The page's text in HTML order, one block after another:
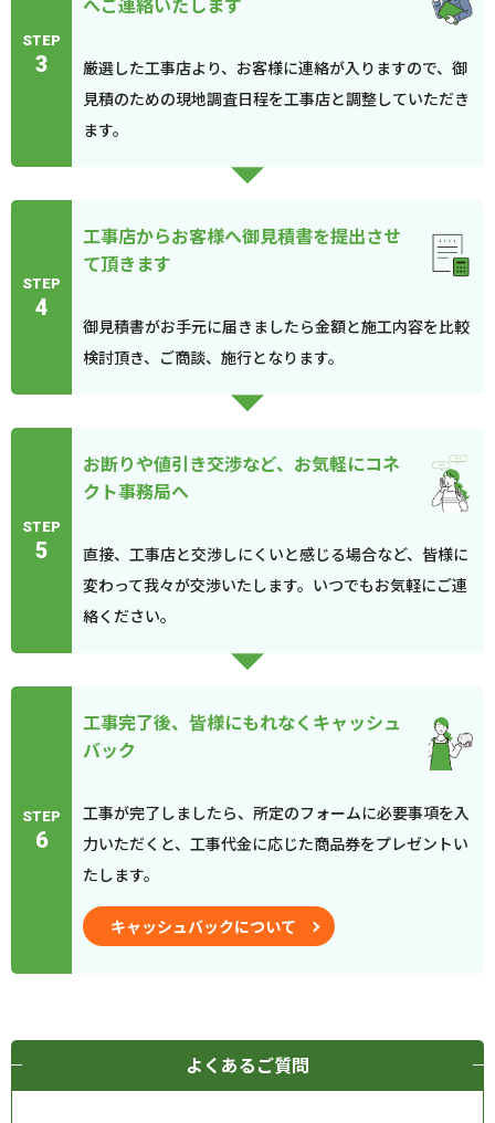
STEP
3
厳選した工事店より、お客様に連絡が入りますので、御
見積のための現地調査日程を工事店と調整していただき
ます。
STEP
4
工事店からお客様へ御見積書を提出させ
て頂きます
御見積書がお手元に届きましたら金額と施工内容を比較
検討頂き、ご商談、施行となります。
STEP
5
お断りや値引き交渉など、お気軽にコネ
クト事務局へ
直接、工事店と交渉しにくいと感じる場合など、皆様に
変わって我々が交渉いたします。いつでもお気軽にご連
絡ください。
STEP
6
工事完了後、皆様にもれなくキャッシュ
バック
工事が完了しましたら、所定のフォームに必要事項を入
力いただくと、工事代金に応じた商品券をプレゼントい
たします。
キャッシュバックについて
よくあるご質問